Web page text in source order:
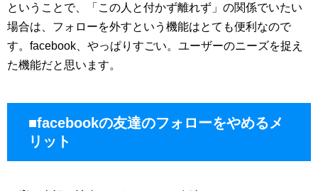
ということで、「この人と付かず離れず」の関係でいたい
場合は、フォローを外すという機能はとても便利なので
す。facebook、やっぱりすごい。ユーザーのニーズを捉え
た機能だと思います。
■facebookの友達のフォローをやめるメ
リット